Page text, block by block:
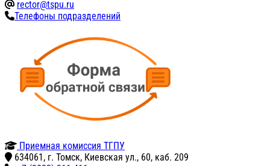
rector@tspu.ru
Телефоны подразделений
Приемная комиссия ТГПУ
634061, г. Томск, Киевская ул., 60, каб. 209